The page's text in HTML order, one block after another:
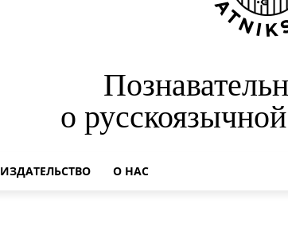
о
ИЗДАТЕЛЬСТВО О НАС